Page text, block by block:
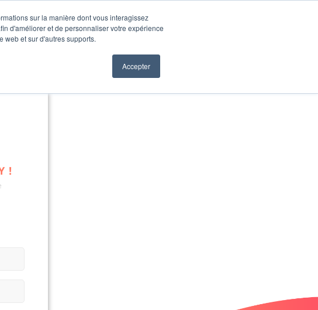
sur la manière dont vous interagissez
d'améliorer et de personnaliser votre expérience
web et sur d'autres supports.
Accepter
!